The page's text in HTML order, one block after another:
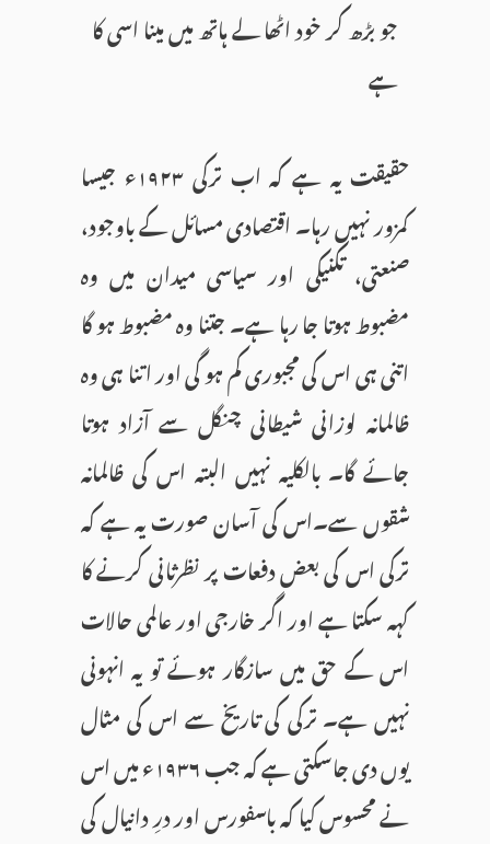
جو بڑھ کر خود اٹھا لے ہاتھ میں مینا اسی کا
ہے
حقیقت یہ ہے کہ اب ترکی ۱۹۲۳ء جیسا
کمزور نہیں رہا۔ اقتصادی مسائل کے باوجود،
صنعتی، تکنیکی اور سیاسی میدان میں وہ
مضبوط ہوتا جا رہا ہے۔ جتنا وہ مضبوط ہو گا
اتنی ہی اس کی مجبوری کم ہو گی اور اتنا ہی وہ
ظالمانہ لوزانی شیطانی چنگل سے آزاد ہوتا
جائے گا۔ بالکلیہ نہیں البتہ اس کی ظالمانہ
شقوں سے۔اس کی آسان صورت یہ ہے کہ
ترکی اس کی بعض دفعات پر نظرثانی کرنے کا
کہہ سکتا ہے اور اگر خارجی اور عالمی حالات
اس کے حق میں سازگار ہوئے تو یہ انہونی
نہیں ہے۔ ترکی کی تاریخ سے اس کی مثال
یوں دی جاسکتی ہے کہ جب ۱۹۳۶ء میں اس
نے محسوس کیا کہ باسفورس اور درِ دانیال کی